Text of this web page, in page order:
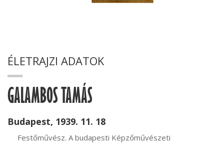
ÉLETRAJZI ADATOK
GALAMBOS TAMÁS
Budapest, 1939. 11. 18